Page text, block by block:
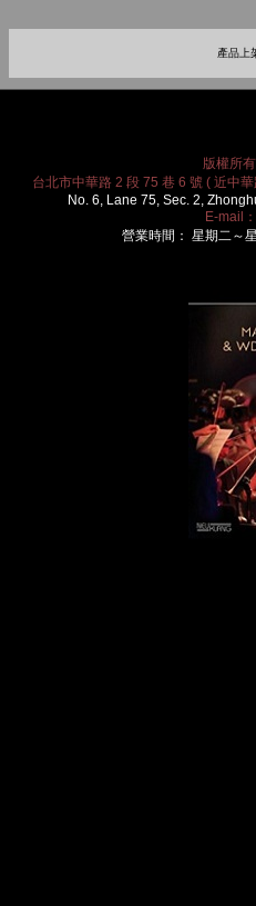
產品上
版權所
台北市中華路 2 段 75 巷 6 號 ( 近中
No. 6, Lane 75, Sec. 2,
E-mail：
營業時間： 星期二～